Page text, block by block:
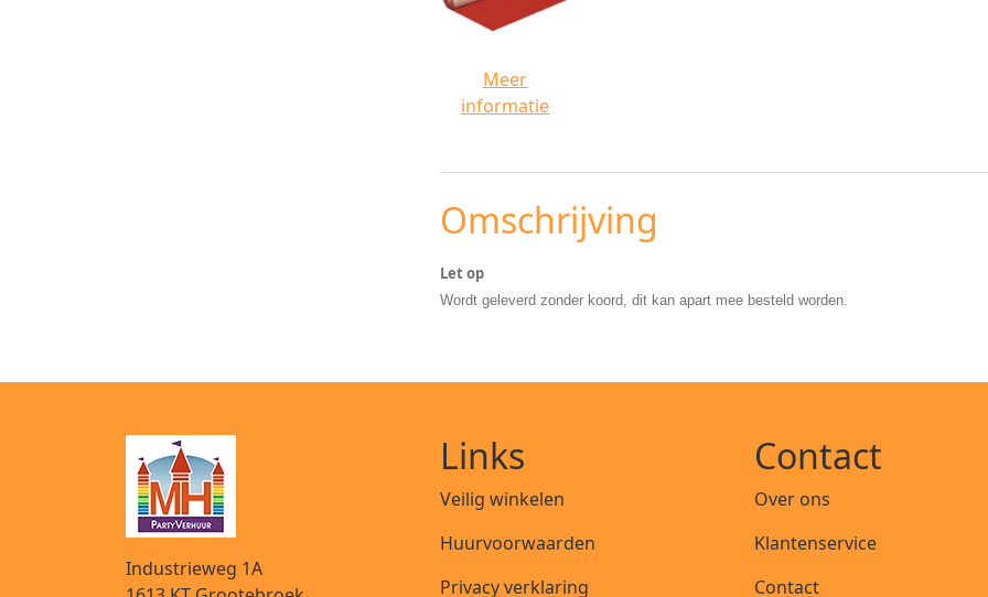
Omschrijving
Let op
Wordt geleverd zonder koord, dit kan apart mee besteld worden.
Meer
informatie
Industrieweg 1A
Links
Veilig winkelen
Huurvoorwaarden
Privacy verklaring
Contact
Over ons
Klantenservice
Contact